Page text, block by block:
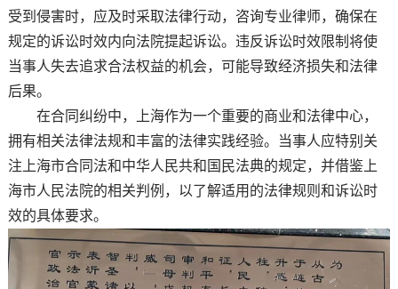
受到侵害时，应及时采取法律行动，咨询专业律师，确保在
规定的诉讼时效内向法院提起诉讼。违反诉讼时效限制将使
当事人失去追求合法权益的机会，可能导致经济损失和法律
后果。
在合同纠纷中，上海作为一个重要的商业和法律中心，
拥有相关法律法规和丰富的法律实践经验。当事人应特别关
注上海市合同法和中华人民共和国民法典的规定，并借鉴上
海市人民法院的相关判例，以了解适用的法律规则和诉讼时
效的具体要求。